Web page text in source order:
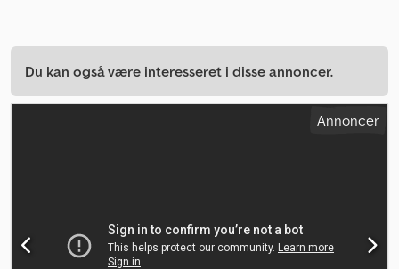
Du kan også være interesseret i disse annoncer.
Annoncer